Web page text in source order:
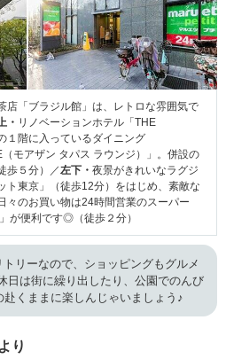
店「ブラジル館」は、レトロな雰囲気で
・ リノベーションホテル「THE
１階に入っているダイニング
（モアザン タパス ラウンジ）」。併設の
歩５分）／左下・ 夜景がきれいなラグジ
ト東京」（徒歩12分）をはじめ、素敵な
々のお買い物は24時間営業のスーパー
が便利です◎（徒歩２分）
トリーなので、ショッピングもグルメ
日は街に繰り出したり、公園でのんび
赴くままに楽しんじゃいましょう♪
り